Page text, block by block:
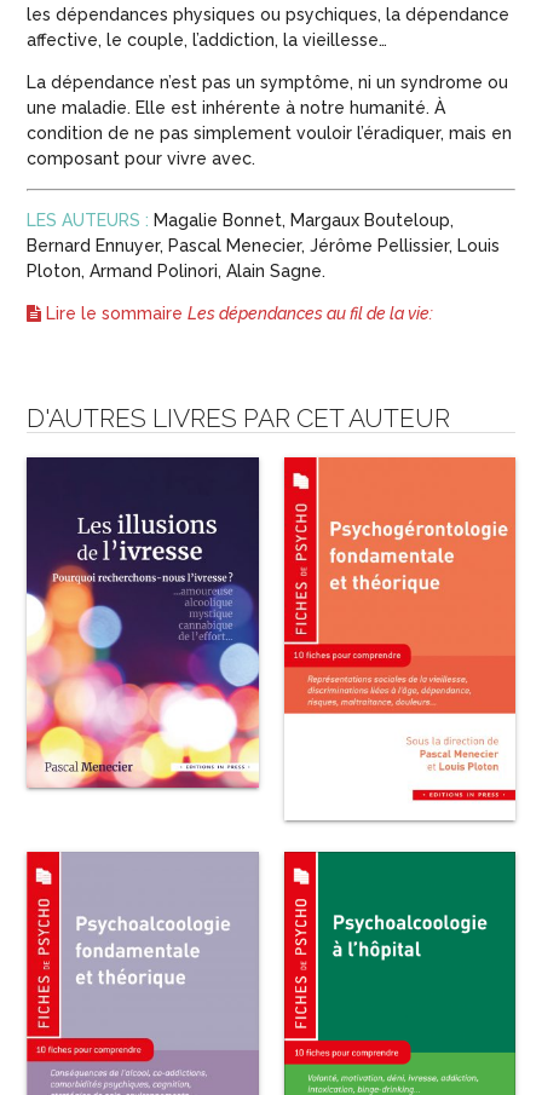
les dépendances physiques ou psychiques, la dépendance
affective, le couple, l’addiction, la vieillesse…
La dépendance n’est pas un symptôme, ni un syndrome ou
une maladie. Elle est inhérente à notre humanité. À
condition de ne pas simplement vouloir l’éradiquer, mais en
composant pour vivre avec.
LES AUTEURS : Magalie Bonnet, Margaux Bouteloup,
Bernard Ennuyer, Pascal Menecier, Jérôme Pellissier, Louis
Ploton, Armand Polinori, Alain Sagne.
Lire le sommaire Les dépendances au fil de la vie:
D'AUTRES LIVRES PAR CET AUTEUR